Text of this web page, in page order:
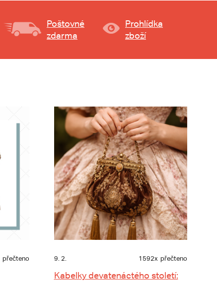
Poštovné
zdarma
Prohlídka
zboží
přečteno 9. 2. 1592x přečteno
Kabelky devatenáctého století: